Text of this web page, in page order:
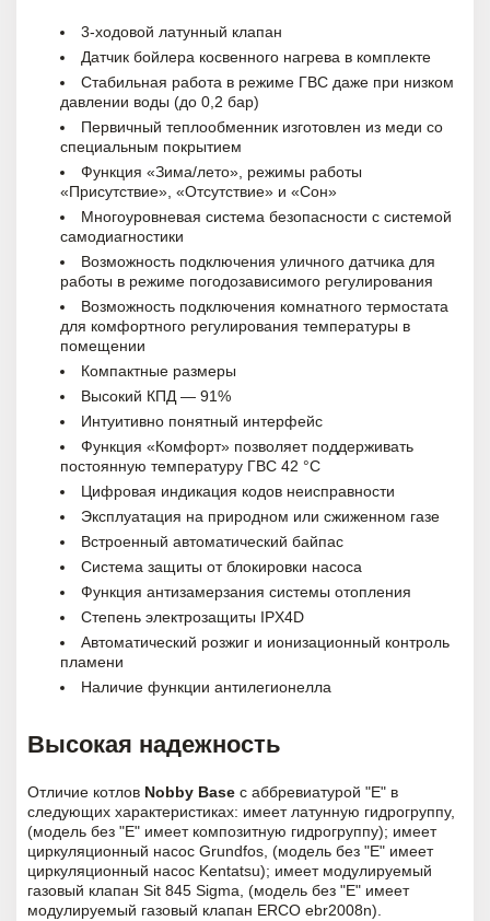
3-ходовой латунный клапан
Датчик бойлера косвенного нагрева в комплекте
Стабильная работа в режиме ГВС даже при низком
давлении воды (до 0,2 бар)
Первичный теплообменник изготовлен из меди со
специальным покрытием
Функция «Зима/лето», режимы работы
«Присутствие», «Отсутствие» и «Сон»
Многоуровневая система безопасности с системой
самодиагностики
Возможность подключения уличного датчика для
работы в режиме погодозависимого регулирования
Возможность подключения комнатного термостата
для комфортного регулирования температуры в
помещении
Компактные размеры
Высокий КПД — 91%
Интуитивно понятный интерфейс
Функция «Комфорт» позволяет поддерживать
постоянную температуру ГВС 42 °C
Цифровая индикация кодов неисправности
Эксплуатация на природном или сжиженном газе
Встроенный автоматический байпас
Система защиты от блокировки насоса
Функция антизамерзания системы отопления
Степень электрозащиты IPX4D
Автоматический розжиг и ионизационный контроль
пламени
Наличие функции антилегионелла
Высокая надежность
Отличие котлов Nobby Base с аббревиатурой "Е" в
следующих характеристиках: имеет латунную гидрогруппу,
(модель без "Е" имеет композитную гидрогруппу); имеет
циркуляционный насос Grundfos, (модель без "Е" имеет
циркуляционный насос Kentatsu); имеет модулируемый
газовый клапан Sit 845 Sigma, (модель без "Е" имеет
модулируемый газовый клапан ERCO ebr2008n).